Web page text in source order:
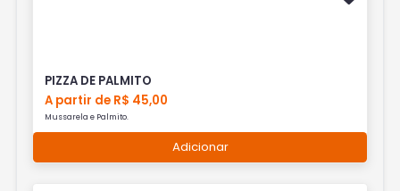
PIZZA DE PALMITO
A partir de R$ 45,00
Mussarela e Palmito.
Adicionar